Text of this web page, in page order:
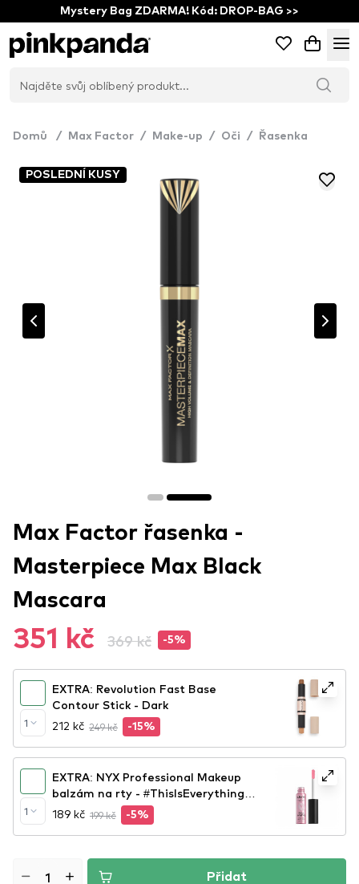
Mystery Bag ZDARMA! Kód: DROP-BAG >>
Domů / Max Factor / Make-up / Oči / Řasenka
POSLEDNÍ KUSY
Max Factor řasenka -
Masterpiece Max Black
Mascara
351 kč 369 kč -5%
1
EXTRA: Revolution Fast Base
Contour Stick - Dark
212 kč 249 kč -15%
1
EXTRA: NYX Professional Makeup
balzám na rty - #ThisIsEverything
Lip Oil (TIEO01)
189 kč 199 kč -5%
Přidat